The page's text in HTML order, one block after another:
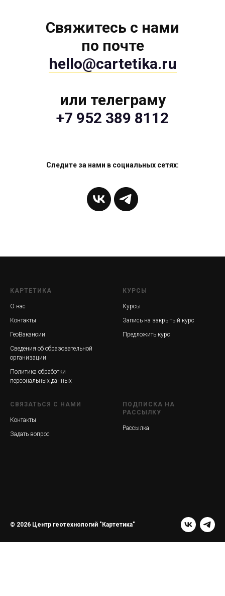
Свяжитесь с нами
по почте
hello@cartetika.ru
или телеграму
+7 952 389 8112
Следите за нами в социальных сетях:
КАРТЕТИКА
О нас
Контакты
ГеоВакансии
Сведения об образовательной
организации
Политика обработки
персональных данных
КУРСЫ
Курсы
Запись на закрытый курс
Предложить курс
СВЯЗАТЬСЯ С НАМИ
Контакты
Задать вопрос
ПОДПИСКА НА
РАССЫЛКУ
Рассылка
© 2026 Центр геотехнологий "Картетика"